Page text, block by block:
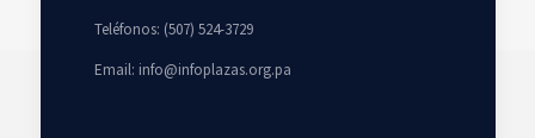
Teléfonos: (507) 524-3729
Email: info@infoplazas.org.pa